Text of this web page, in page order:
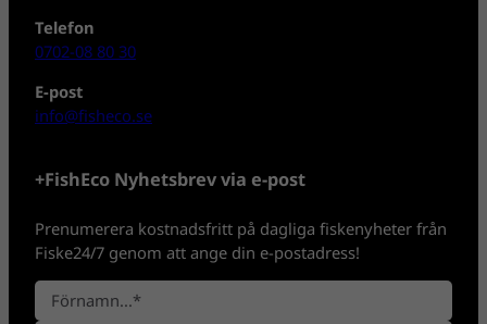
Telefon
0702-08 80 30
E-post
info@fisheco.se
+FishEco Nyhetsbrev via e-post
Prenumerera kostnadsfritt på dagliga fiskenyheter från
Fiske24/7 genom att ange din e-postadress!
N
a